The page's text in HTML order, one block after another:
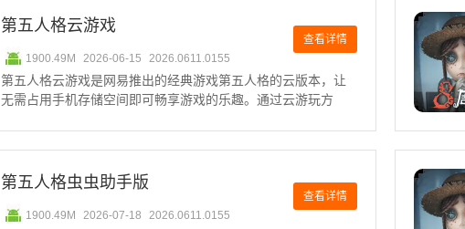
第五人格云游戏
1900.49M 2026-06-15 2026.0611.0155
查看详情
第五人格云游戏是网易推出的经典游戏第五人格的云版本，让
无需占用手机存储空间即可畅享游戏的乐趣。通过云游玩方
第五人格虫虫助手版
1900.49M 2026-07-18 2026.0611.0155
查看详情